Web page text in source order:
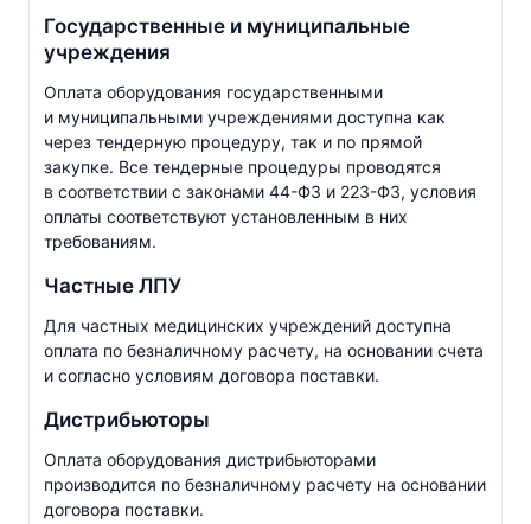
Государственные и муниципальные
учреждения
Оплата оборудования государственными
и муниципальными учреждениями доступна как
через тендерную процедуру, так и по прямой
закупке. Все тендерные процедуры проводятся
в соответствии с законами 44-ФЗ и 223-ФЗ, условия
оплаты соответствуют установленным в них
требованиям.
Частные ЛПУ
Для частных медицинских учреждений доступна
оплата по безналичному расчету, на основании счета
и согласно условиям договора поставки.
Дистрибьюторы
Оплата оборудования дистрибьюторами
производится по безналичному расчету на основании
договора поставки.